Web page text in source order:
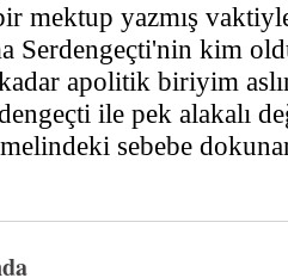
mektup yazmış
Serdengeçti'nin kim
apolitik biriyim
ile pek alakalı
sebebe